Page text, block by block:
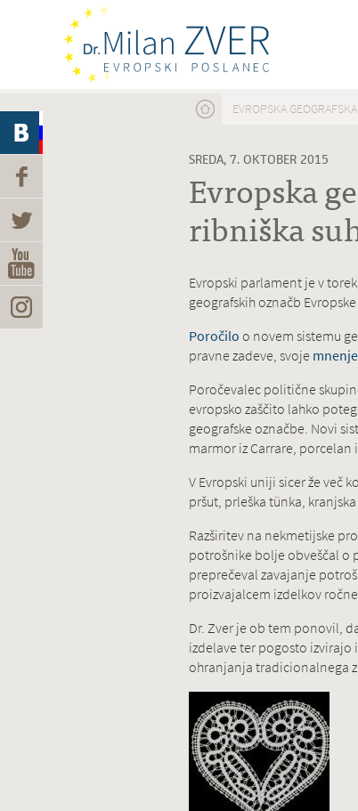
Nahajate se tukaj
EVROPSKA
SREDA, 7. OKTOBER 2015
Evropska
ribniška
Evropski parlament je v
geografskih označb
Poročiloo novem sistemu
pravne zadeve, svoje mnenje
Poročevalec politične
evropsko zaščito lahko
geografske označbe. Novi
marmor iz Carrare, porcelan
V Evropski uniji sicer že več
pršut, prleška tünka,
Razširitev na nekmetijske
potrošnike bolje obveščal o
preprečeval zavajanje
proizvajalcem izdelkov
Dr. Zver je ob tem ponovil,
izdelave ter pogosto
ohranjanja tradicionalnega